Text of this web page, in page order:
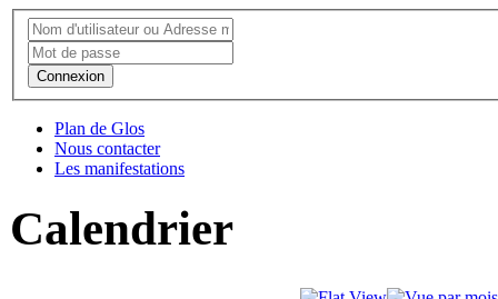
Connexion
Plan de Glos
Nous contacter
Les manifestations
Calendrier